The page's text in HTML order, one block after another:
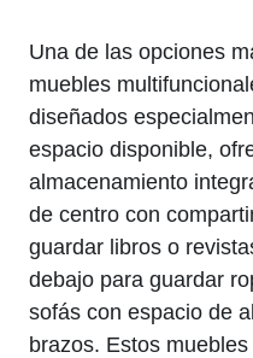
Una de las⁢ opciones
muebles
‌diseñados
espacio ​disponible,
almacenamiento
de centro con
⁢guardar libros o
debajo ​para guardar
sofás con espacio de
brazos. Estos⁢